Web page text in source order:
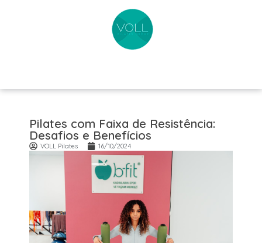
Pilates com Faixa de Resistência:
Desafios e Benefícios
VOLL Pilates 16/10/2024